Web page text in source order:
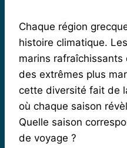
Chaque région
histoire climatique.
marins
des extrêmes plus
cette diversité fait de
où chaque saison
Quelle saison
de voyage ?